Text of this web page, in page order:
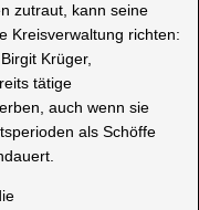
zutraut, kann seine
Kreisverwaltung richten:
Krüger,
tätige
auch wenn sie
als Schöffe